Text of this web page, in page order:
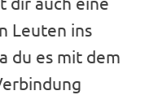
Leuten ins
du es mit dem